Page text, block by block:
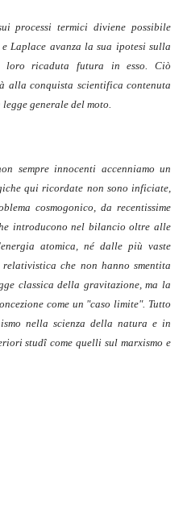
processi termici diviene possibile
Laplace avanza la sua ipotesi sulla
ricaduta futura in esso. Ciò
alla conquista scientifica contenuta
generale del moto.
sempre innocenti accenniamo un
qui ricordate non sono inficiate,
cosmogonico, da recentissime
introducono nel bilancio oltre alle
atomica, né dalle più vaste
che non hanno smentita
classica della gravitazione, ma la
come un "caso limite". Tutto
nella scienza della natura e in
studî come quelli sul marxismo e